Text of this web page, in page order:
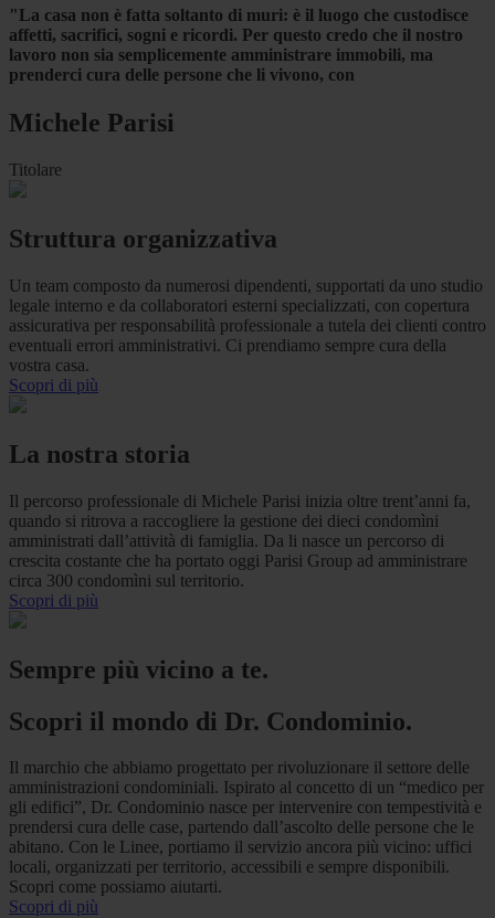
"La casa non è fatta soltanto di muri: è il luogo che custodisce
affetti, sacrifici, sogni e ricordi. Per questo credo che il nostro
lavoro non sia semplicemente amministrare immobili, ma
prenderci cura delle persone che li vivono, con
Michele Parisi
Titolare
Struttura organizzativa
Un team composto da numerosi dipendenti, supportati da uno studio
legale interno e da collaboratori esterni specializzati, con copertura
assicurativa per responsabilità professionale a tutela dei clienti contro
eventuali errori amministrativi. Ci prendiamo sempre cura della
vostra casa.
Scopri di più
La nostra storia
Il percorso professionale di Michele Parisi inizia oltre trent’anni fa,
quando si ritrova a raccogliere la gestione dei dieci condomìni
amministrati dall’attività di famiglia. Da li nasce un percorso di
crescita costante che ha portato oggi Parisi Group ad amministrare
circa 300 condomìni sul territorio.
Scopri di più
Sempre più vicino a te.
Scopri il mondo di Dr. Condominio.
Il marchio che abbiamo progettato per rivoluzionare il settore delle
amministrazioni condominiali. Ispirato al concetto di un “medico per
gli edifici”, Dr. Condominio nasce per intervenire con tempestività e
prendersi cura delle case, partendo dall’ascolto delle persone che le
abitano. Con le Linee, portiamo il servizio ancora più vicino: uffici
locali, organizzati per territorio, accessibili e sempre disponibili.
Scopri come possiamo aiutarti.
Scopri di più